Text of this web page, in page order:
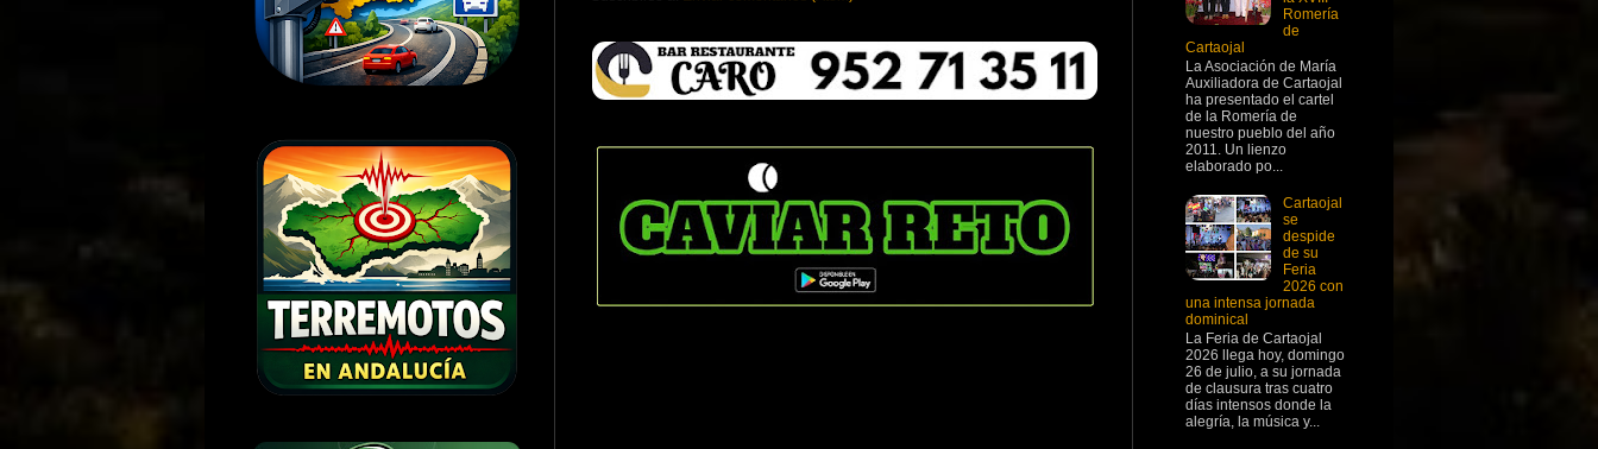
Romería
de
Cartaojal
La Asociación de María
Auxiliadora de Cartaojal
ha presentado el cartel
de la Romería de
nuestro pueblo del año
2011. Un lienzo
elaborado po...
Cartaojal
se
despide
de su
Feria
2026 con
una intensa jornada
dominical
La Feria de Cartaojal
2026 llega hoy, domingo
26 de julio, a su jornada
de clausura tras cuatro
días intensos donde la
alegría, la música y...